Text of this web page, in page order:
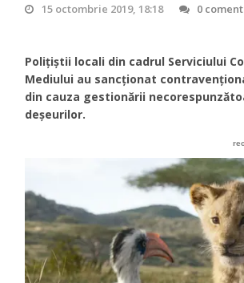
15 octombrie 2019, 18:18 0
Polițiștii locali din cadrul Serviciului
Mediului au sancționat
din cauza gestionării
deșeurilor.